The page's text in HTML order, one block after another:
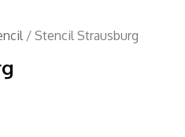
/ Stencil Strausburg